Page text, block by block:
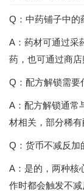
Q：中药铺子中的
A：药材可通过采
药，也可通过商店
Q：配方解锁需要
A：配方解锁通常
材相关，部分稀有
Q：货币不减反加
A：是的，两种核
作时都会触发不减